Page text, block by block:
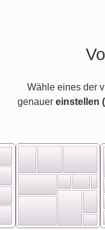
Wähle eines der
genauer einstellen